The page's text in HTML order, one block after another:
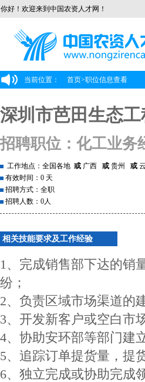
你好！欢迎来到中国农资人才网！
当前位置： 首页>职位信息查看
深圳市芭田生态
招聘职位：化工业务
工作地点：全国各地 或 广西 或 贵州 或
有效时间：0 天
招聘方式：全职
招聘人数：0人
相关技能要求及工作经验
1、完成销售部下达的销
纷；
2、负责区域市场渠道的
3、开发新客户或空白市
4、协助安环部等部门建
5、追踪订单提货量，提
6、独立完成或协助完成